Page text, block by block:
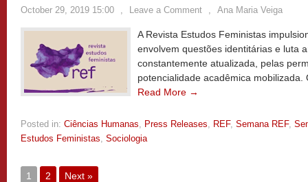
October 29, 2019 15:00 , Leave a Comment , Ana Maria Veiga
A Revista Estudos Feministas
envolvem questões identitárias e luta
constantemente atualizada, pelas
potencialidade acadêmica
Read More →
Posted in: Ciências Humanas, Press Releases, REF, Semana REF,
Estudos Feministas, Sociologia
1 2 Next »